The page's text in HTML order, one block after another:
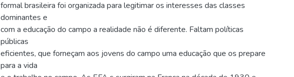
formal brasileira foi organizada para legitimar os interesses das classes
dominantes e
com a educação do campo a realidade não é diferente. Faltam políticas
públicas
eficientes, que forneçam aos jovens do campo uma educação que os prepare
para a vida